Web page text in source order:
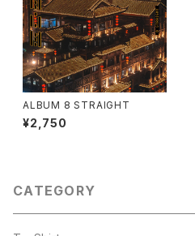
ALBUM 8 STRAIGHT
¥2,750
CATEGORY